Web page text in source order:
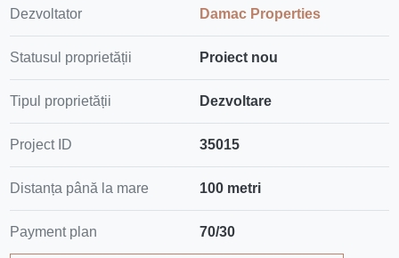
Dezvoltator Damac Properties
Statusul proprietății Proiect nou
Tipul proprietății Dezvoltare
Project ID 35015
Distanța până la mare 100 metri
Payment plan 70/30